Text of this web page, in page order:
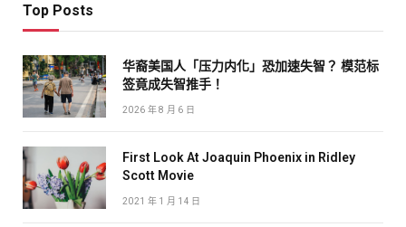
Top Posts
华裔美国人「压力内化」恐加速失智？ 模范标
签竟成失智推手！
2026 年 8 月 6 日
First Look At Joaquin Phoenix in Ridley
Scott Movie
2021 年 1 月 14 日